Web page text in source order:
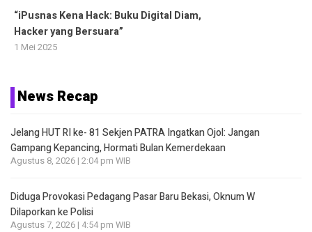
“iPusnas Kena Hack: Buku Digital Diam,
Hacker yang Bersuara”
1 Mei 2025
News Recap
Jelang HUT RI ke- 81 Sekjen PATRA Ingatkan Ojol: Jangan
Gampang Kepancing, Hormati Bulan Kemerdekaan
Agustus 8, 2026 | 2:04 pm WIB
Diduga Provokasi Pedagang Pasar Baru Bekasi, Oknum W
Dilaporkan ke Polisi
Agustus 7, 2026 | 4:54 pm WIB